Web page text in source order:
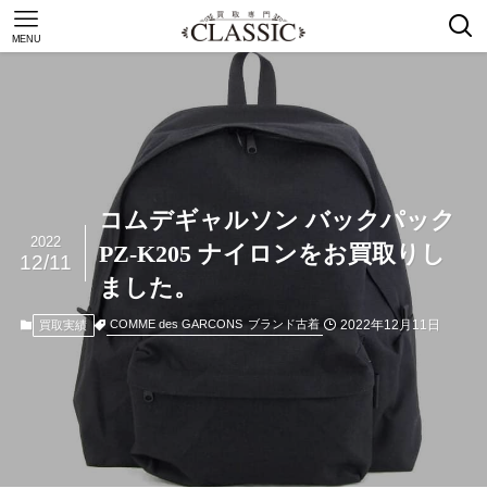
MENU
コムデギャルソン バックパック
PZ-K205 ナイロンをお買取りし
ました。
2022
12/11
買取実績 COMME des GARCONS ブランド古着 2022年12月11日